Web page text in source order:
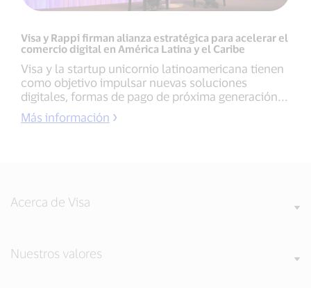
Visa y Rappi firman alianza estratégica para acelerar el
comercio digital en América Latina y el Caribe
Visa y la startup unicornio latinoamericana tienen
como objetivo impulsar nuevas soluciones
digitales, formas de pago de próxima generación...
Más información
Acerca de Visa
Nuestros valores